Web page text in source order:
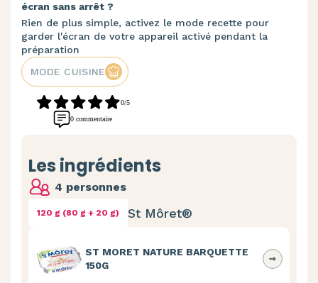
écran sans arrêt ?
Rien de plus simple, activez le mode recette pour
garder l'écran de votre appareil activé pendant la
préparation
MODE CUISINE
0/5
0 commentaire
Les ingrédients
4 personnes
120 g (80 g + 20 g) St Môret®
ST MORET NATURE BARQUETTE
150G